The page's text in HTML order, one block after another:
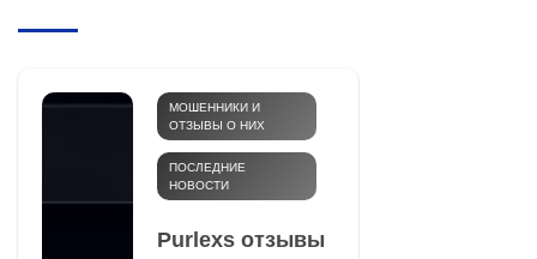
МОШЕННИКИ И
ОТЗЫВЫ О НИХ
ПОСЛЕДНИЕ
НОВОСТИ
Purlexs отзывы